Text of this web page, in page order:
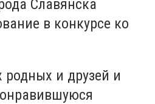
Славянска
в конкурсе ко
родных и друзей и